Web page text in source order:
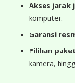
Akses jarak
komputer.
Garansi
Pilihan
kamera,